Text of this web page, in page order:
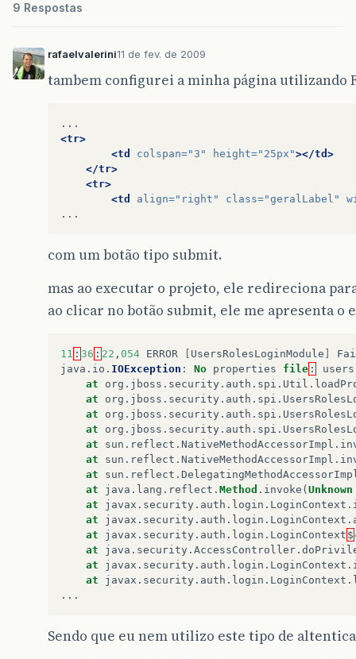
9 Respostas
rafaelvalerini11 de fev. de 2009
tambem configurei a minha página utilizando
<tr>
<td
colspan="3" height="25px"></td>
</tr>
<tr>
<td
align="right" class="geralLabel"
com um botão tipo submit.
mas ao executar o projeto, ele redireciona
ao clicar no botão submit, ele me apresenta o
11 : 36 : 22 , 054 ERROR [ UsersRolesLoginModule ]
java . io . IOException : No properties file : users
at
org . jboss . security . auth . spi . Util .
at
org . jboss . security . auth . spi .
at
org . jboss . security . auth . spi .
at
org . jboss . security . auth . spi .
at
sun . reflect . NativeMethodAccessorImpl .
at
sun . reflect . NativeMethodAccessorImpl .
at
sun . reflect .
at
java . lang . reflect . Method . invoke (Unknown
at
javax . security . auth . login . LoginContext .
at
javax . security . auth . login . LoginContext .
at
javax . security . auth . login . LoginContext $
at
java . security . AccessController .
at
javax . security . auth . login . LoginContext .
at
javax . security . auth . login . LoginContext .
...
Sendo que eu nem utilizo este tipo de